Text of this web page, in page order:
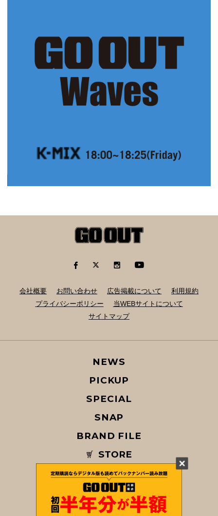
会社概要 お問い合わせ 広告掲載について
利用規約
プライバシーポリシー
当WEBサイトについて
サイトマップ
NEWS
PICKUP
SPECIAL
SNAP
BRAND FILE
STORE
MAGAZINE